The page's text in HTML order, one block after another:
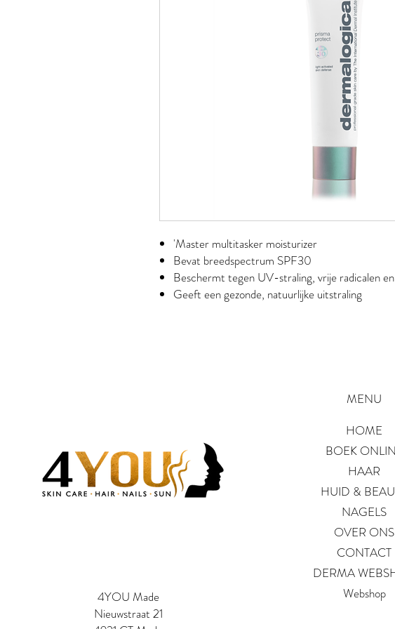
'Master multitasker moisturizer
Bevat breedspectrum SPF30
Beschermt tegen UV-straling, vrije radicalen
Geeft een gezonde, natuurlijke uitstraling
HOME
BOEK
HAAR
HUID &
NAGELS
OVER ONS
CONTACT
DERMA
Webshop
MENU
4YOU Made
Nieuwstraat 21